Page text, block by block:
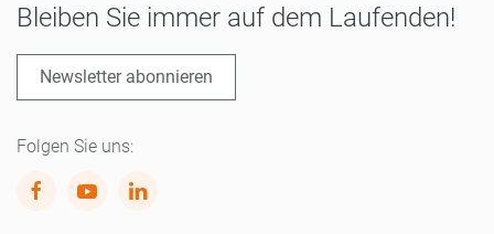
Bleiben Sie immer auf dem Laufenden!
Newsletter abonnieren
Folgen Sie uns: